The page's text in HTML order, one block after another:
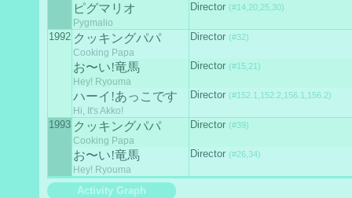
ピグマリオ
Pygmalio
Director (#14,20,25,30)
1992 クッキングパパ
Cooking Papa
Director (#32)
お〜い!竜馬
Hey! Ryouma
Director (#15,21)
ハーイ!あっこです
Hi, It's Akko!
Director (#152.1,152.2,156.1,156.2)
1993 クッキングパパ
Cooking Papa
Director (#39)
お〜い!竜馬
Hey! Ryouma
Director (#26,34)
Activity Graph